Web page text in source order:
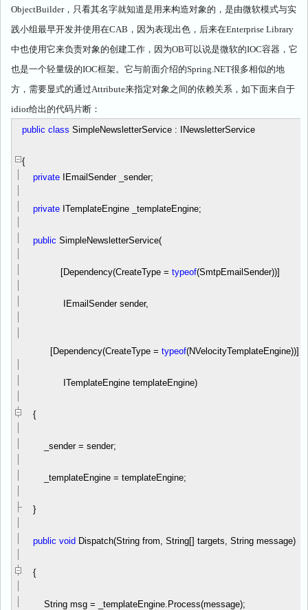
ObjectBuilder，只看其名字就知道是用来构造对象的，是由微软模式与实
践小组最早开发并使用在CAB ，因为表现出色，后来在Enterprise Library
中也使用它来负责对象的创建工作，因为OB可以说是微软的IOC容器，它
也是一个轻量级的IOC框架。它与前面介绍的Spring.NET很多相似的地
方，需要显式的通过Attribute来指定对象之间的依赖关系，如下面来自于
idior给出的代码片断：
public class SimpleNewsletterService : INewsletterService
{
private IEmailSender _sender;
private ITemplateEngine _templateEngine;
public SimpleNewsletterService(
[Dependency(CreateType = typeof(SmtpEmailSender))]
IEmailSender sender,
[Dependency(CreateType = typeof(NVelocityTemplateEngine))]
ITemplateEngine templateEngine)
{
_sender = sender;
_templateEngine = templateEngine;
}
public void Dispatch(String from, String[] targets, String message)
{
String msg = _templateEngine.Process(message);